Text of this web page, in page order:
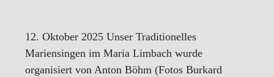
12. Oktober 2025 Unser Traditionelles
Mariensingen im Maria Limbach wurde
organisiert von Anton Böhm (Fotos Burkard